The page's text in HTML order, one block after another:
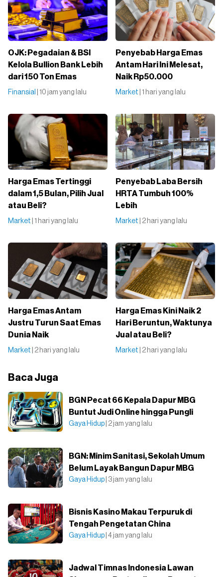
OJK: Pegadaian & BSI
Kelola Bullion Bank Lebih
dari 150 Ton Emas
Finansial | 10 jam yang lalu
Penyebab Harga Emas
Antam Hari Ini Melesat,
Naik Rp50.000
Market | 1 hari yang lalu
Harga Emas Tertinggi
dalam 1,5 Bulan, Pilih Jual
atau Beli?
Market | 1 hari yang lalu
Penyebab Laba Bersih
HRTA Tumbuh 100%
Lebih
Market | 2 hari yang lalu
Harga Emas Antam
Justru Turun Saat Emas
Dunia Naik
Market | 2 hari yang lalu
Harga Emas Kini Naik 2
Hari Beruntun, Waktunya
Jual atau Beli?
Market | 2 hari yang lalu
Baca Juga
BGN Pecat 66 Kepala Dapur MBG
Buntut Judi Online hingga Pungli
Gaya Hidup | 2 jam yang lalu
BGN: Minim Sanitasi, Sekolah Umum
Belum Layak Bangun Dapur MBG
Gaya Hidup | 3 jam yang lalu
Bisnis Kasino Makau Terpuruk di
Tengah Pengetatan China
Gaya Hidup | 4 jam yang lalu
Jadwal Timnas Indonesia Lawan